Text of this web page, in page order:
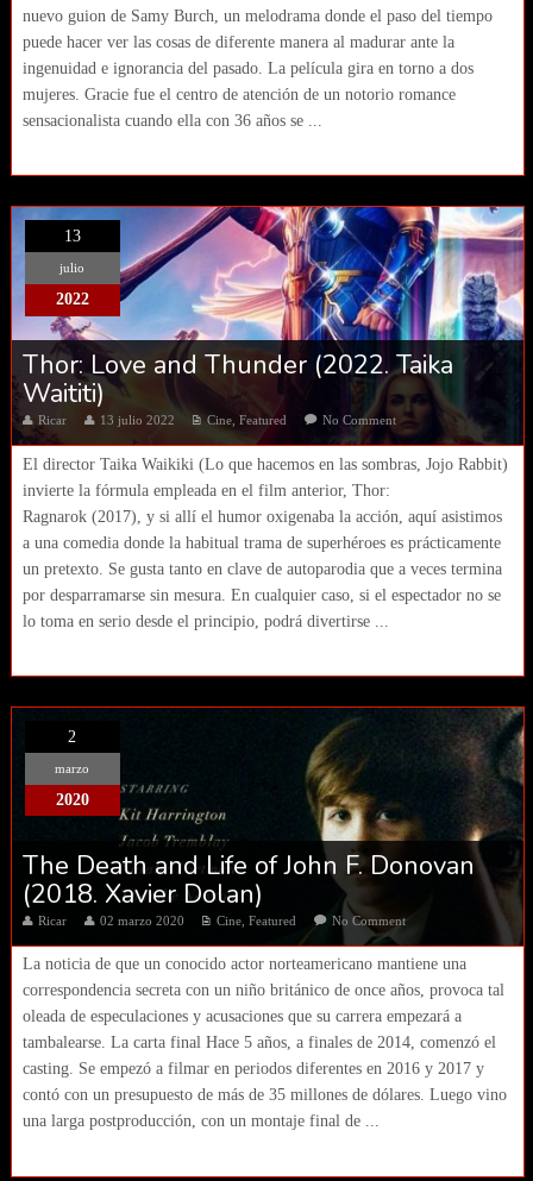
nuevo guion de Samy Burch, un melodrama donde el paso del tiempo
puede hacer ver las cosas de diferente manera al madurar ante la
ingenuidad e ignorancia del pasado. La película gira en torno a dos
mujeres. Gracie fue el centro de atención de un notorio romance
sensacionalista cuando ella con 36 años se ...
13
julio
2022
Thor: Love and Thunder (2022. Taika
Waititi)
Ricar 13 julio 2022 Cine, Featured No Comment
El director Taika Waikiki (Lo que hacemos en las sombras, Jojo Rabbit)
invierte la fórmula empleada en el film anterior, Thor:
Ragnarok (2017), y si allí el humor oxigenaba la acción, aquí asistimos
a una comedia donde la habitual trama de superhéroes es prácticamente
un pretexto. Se gusta tanto en clave de autoparodia que a veces termina
por desparramarse sin mesura. En cualquier caso, si el espectador no se
lo toma en serio desde el principio, podrá divertirse ...
2
marzo
2020
The Death and Life of John F. Donovan
(2018. Xavier Dolan)
Ricar 02 marzo 2020 Cine, Featured No Comment
La noticia de que un conocido actor norteamericano mantiene una
correspondencia secreta con un niño británico de once años, provoca tal
oleada de especulaciones y acusaciones que su carrera empezará a
tambalearse. La carta final Hace 5 años, a finales de 2014, comenzó el
casting. Se empezó a filmar en periodos diferentes en 2016 y 2017 y
contó con un presupuesto de más de 35 millones de dólares. Luego vino
una larga postproducción, con un montaje final de ...